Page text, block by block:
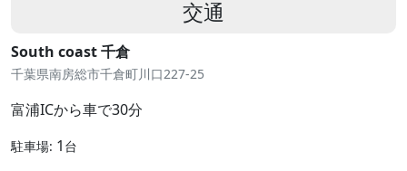
交通
South coast 千倉
千葉県南房総市千倉町川口227-25
富浦ICから車で30分
駐車場: 1 台